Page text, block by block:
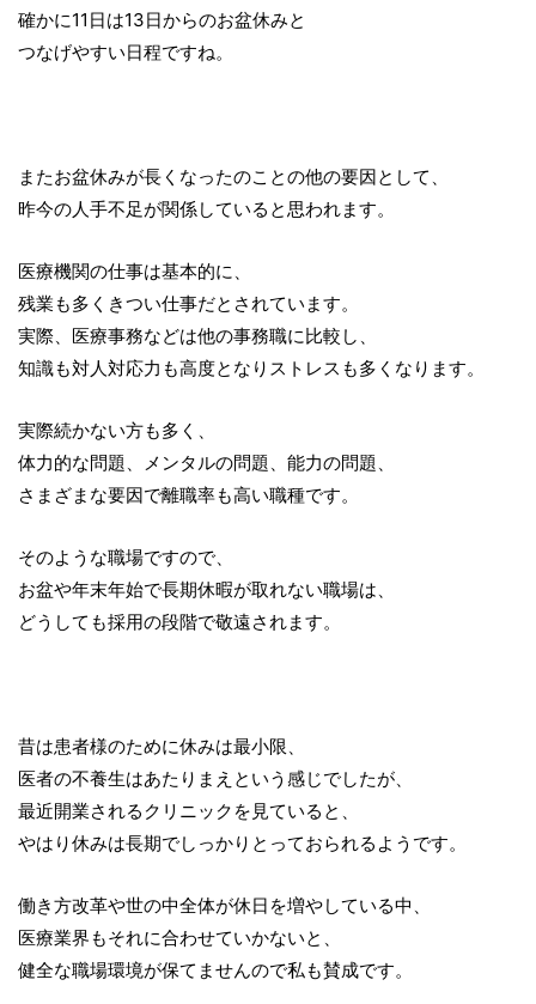
確かに11日は13日からのお盆休みと
つなげやすい日程ですね。
またお盆休みが長くなったのことの他の要因として、
昨今の人手不足が関係していると思われます。
医療機関の仕事は基本的に、
残業も多くきつい仕事だとされています。
実際、医療事務などは他の事務職に比較し、
知識も対人対応力も高度となりストレスも多くなります。
実際続かない方も多く、
体力的な問題、メンタルの問題、能力の問題、
さまざまな要因で離職率も高い職種です。
そのような職場ですので、
お盆や年末年始で長期休暇が取れない職場は、
どうしても採用の段階で敬遠されます。
昔は患者様のために休みは最小限、
医者の不養生はあたりまえという感じでしたが、
最近開業されるクリニックを見ていると、
やはり休みは長期でしっかりとっておられるようです。
働き方改革や世の中全体が休日を増やしている中、
医療業界もそれに合わせていかないと、
健全な職場環境が保てませんので私も賛成です。